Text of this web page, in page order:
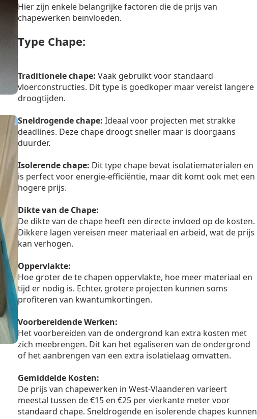
Hier zijn enkele belangrijke factoren die de prijs van
chapewerken beïnvloeden.
Type Chape:
Traditionele chape: Vaak gebruikt voor standaard
vloerconstructies. Dit type is goedkoper maar vereist langere
droogtijden.
Sneldrogende chape: Ideaal voor projecten met strakke
deadlines. Deze chape droogt sneller maar is doorgaans
duurder.
Isolerende chape: Dit type chape bevat isolatiematerialen en
is perfect voor energie-efficiëntie, maar dit komt ook met een
hogere prijs.
Dikte van de Chape:
De dikte van de chape heeft een directe invloed op de kosten.
Dikkere lagen vereisen meer materiaal en arbeid, wat de prijs
kan verhogen.
Oppervlakte:
Hoe groter de te chapen oppervlakte, hoe meer materiaal en
tijd er nodig is. Echter, grotere projecten kunnen soms
profiteren van kwantumkortingen.
Voorbereidende Werken:
Het voorbereiden van de ondergrond kan extra kosten met
zich meebrengen. Dit kan het egaliseren van de ondergrond
of het aanbrengen van een extra isolatielaag omvatten.
Gemiddelde Kosten:
De prijs van chapewerken in West-Vlaanderen varieert
meestal tussen de €15 en €25 per vierkante meter voor
standaard chape. Sneldrogende en isolerende chapes kunnen